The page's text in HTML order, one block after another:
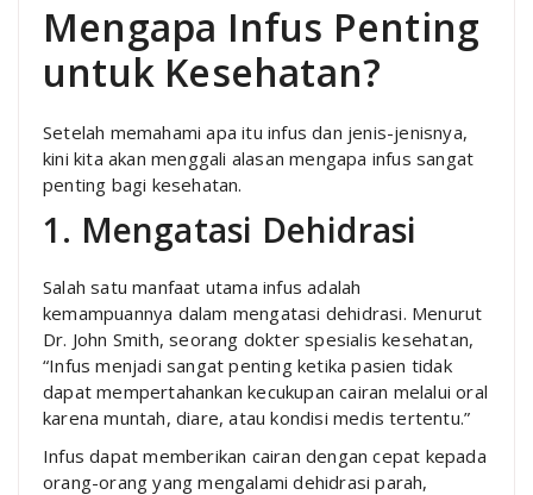
Mengapa Infus Penting
untuk Kesehatan?
Setelah memahami apa itu infus dan jenis-jenisnya,
kini kita akan menggali alasan mengapa infus sangat
penting bagi kesehatan.
1. Mengatasi Dehidrasi
Salah satu manfaat utama infus adalah
kemampuannya dalam mengatasi dehidrasi. Menurut
Dr. John Smith, seorang dokter spesialis kesehatan,
“Infus menjadi sangat penting ketika pasien tidak
dapat mempertahankan kecukupan cairan melalui oral
karena muntah, diare, atau kondisi medis tertentu.”
Infus dapat memberikan cairan dengan cepat kepada
orang-orang yang mengalami dehidrasi parah,